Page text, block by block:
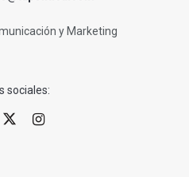
y Marketing
sociales: